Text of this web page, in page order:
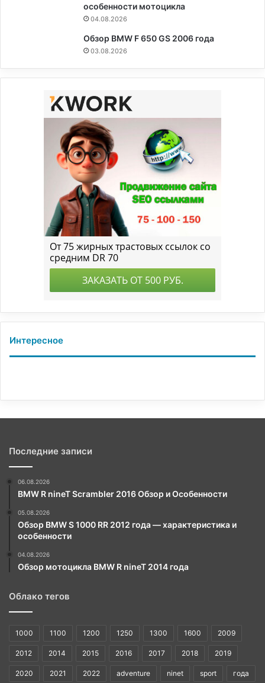
особенности мотоцикла
04.08.2026
Обзор BMW F 650 GS 2006 года
03.08.2026
Интересное
Последние записи
06.08.2026
BMW R nineT Scrambler 2016 Обзор и Особенности
05.08.2026
Обзор BMW S 1000 RR 2012 года — характеристика и
особенности
04.08.2026
Обзор мотоцикла BMW R nineT 2014 года
Облако тегов
1000 1100 1200 1250 1300 1600 2009
2012 2014 2015 2016 2017 2018 2019
2020 2021 2022 adventure ninet sport года